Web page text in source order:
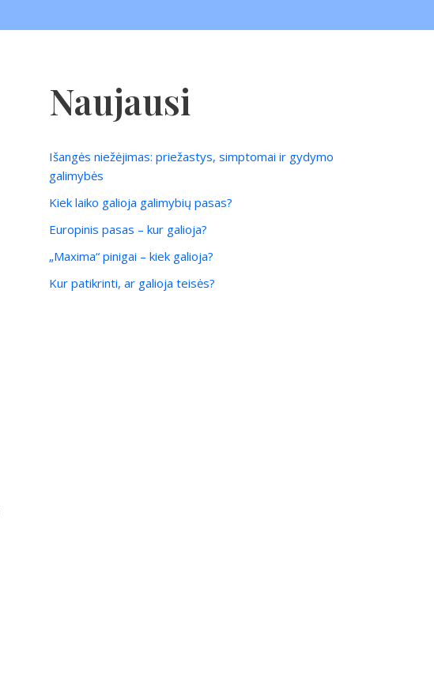
Naujausi
Išangės niežėjimas: priežastys, simptomai ir gydymo
galimybės
Kiek laiko galioja galimybių pasas?
Europinis pasas – kur galioja?
„Maxima“ pinigai – kiek galioja?
Kur patikrinti, ar galioja teisės?